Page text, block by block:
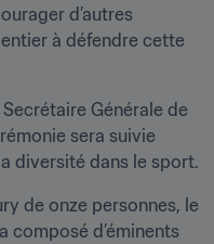
d’autres
à défendre cette
Générale de
sera suivie
diversité dans le sport.
de onze personnes, le
composé d’éminents